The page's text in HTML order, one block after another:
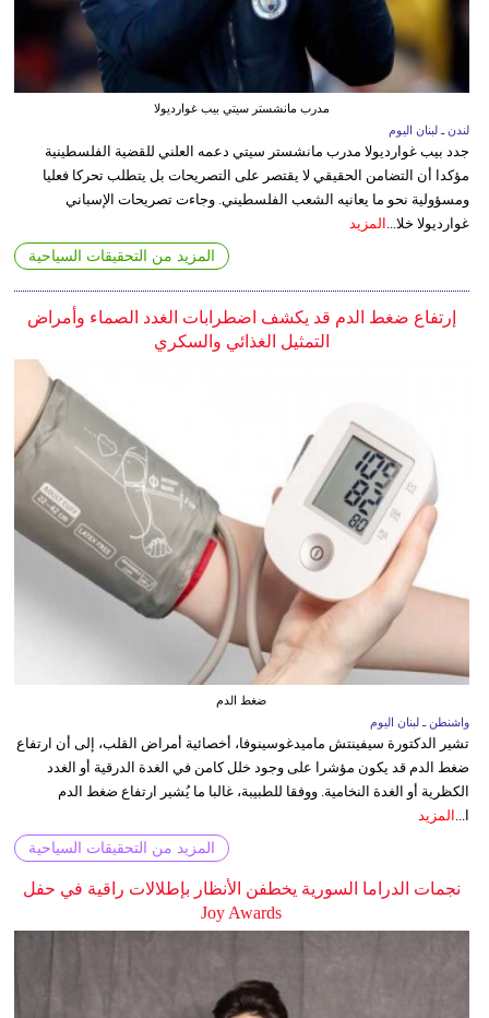
مدرب مانشستر سيتي بيب غوارديولا
لندن ـ لبنان اليوم
جدد بيب غوارديولا مدرب مانشستر سيتي دعمه العلني للقضية الفلسطينية
مؤكدا أن التضامن الحقيقي لا يقتصر على التصريحات بل يتطلب تحركا فعليا
ومسؤولية نحو ما يعانيه الشعب الفلسطيني. وجاءت تصريحات الإسباني
غوارديولا خلا... المزيد
المزيد من التحقيقات السياحية
إرتفاع ضغط الدم قد يكشف اضطرابات الغدد الصماء وأمراض
التمثيل الغذائي والسكري
ضغط الدم
واشنطن ـ لبنان اليوم
تشير الدكتورة سيفينتش ماميدغوسينوفا، أخصائية أمراض القلب، إلى أن ارتفاع
ضغط الدم قد يكون مؤشرا على وجود خلل كامن في الغدة الدرقية أو الغدد
الكظرية أو الغدة النخامية. ووفقا للطبيبة، غالبا ما يُشير ارتفاع ضغط الدم
ا...
المزيد
المزيد من التحقيقات السياحية
نجمات الدراما السورية يخطفن الأنظار بإطلالات راقية في حفل
Joy Awards